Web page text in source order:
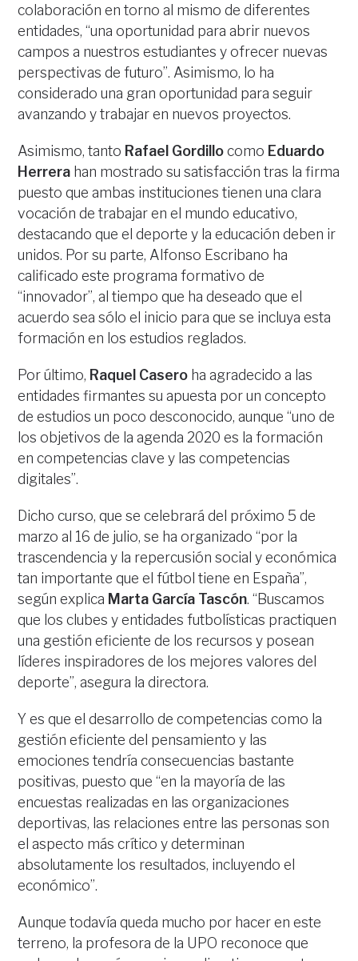
colaboración en torno al mismo de diferentes
entidades, “una oportunidad para abrir nuevos
campos a nuestros estudiantes y ofrecer nuevas
perspectivas de futuro”. Asimismo, lo ha
considerado una gran oportunidad para seguir
avanzando y trabajar en nuevos proyectos.
Asimismo, tanto Rafael Gordillocomo Eduardo
Herrera han mostrado su satisfacción tras la firma
puesto que ambas instituciones tienen una clara
vocación de trabajar en el mundo educativo,
destacando que el deporte y la educación deben ir
unidos. Por su parte, Alfonso Escribano ha
calificado este programa formativo de
“innovador”, al tiempo que ha deseado que el
acuerdo sea sólo el inicio para que se incluya esta
formación en los estudios reglados.
Por último, Raquel Casero ha agradecido a las
entidades firmantes su apuesta por un concepto
de estudios un poco desconocido, aunque “uno de
los objetivos de la agenda 2020 es la formación
en competencias clave y las competencias
digitales”.
Dicho curso, que se celebrará del próximo 5 de
marzo al 16 de julio, se ha organizado “por la
trascendencia y la repercusión social y económica
tan importante que el fútbol tiene en España”,
según explica Marta García Tascón. “Buscamos
que los clubes y entidades futbolísticas practiquen
una gestión eficiente de los recursos y posean
líderes inspiradores de los mejores valores del
deporte”, asegura la directora.
Y es que el desarrollo de competencias como la
gestión eficiente del pensamiento y las
emociones tendría consecuencias bastante
positivas, puesto que “en la mayoría de las
encuestas realizadas en las organizaciones
deportivas, las relaciones entre las personas son
el aspecto más crítico y determinan
absolutamente los resultados, incluyendo el
económico”.
Aunque todavía queda mucho por hacer en este
terreno, la profesora de la UPO reconoce que